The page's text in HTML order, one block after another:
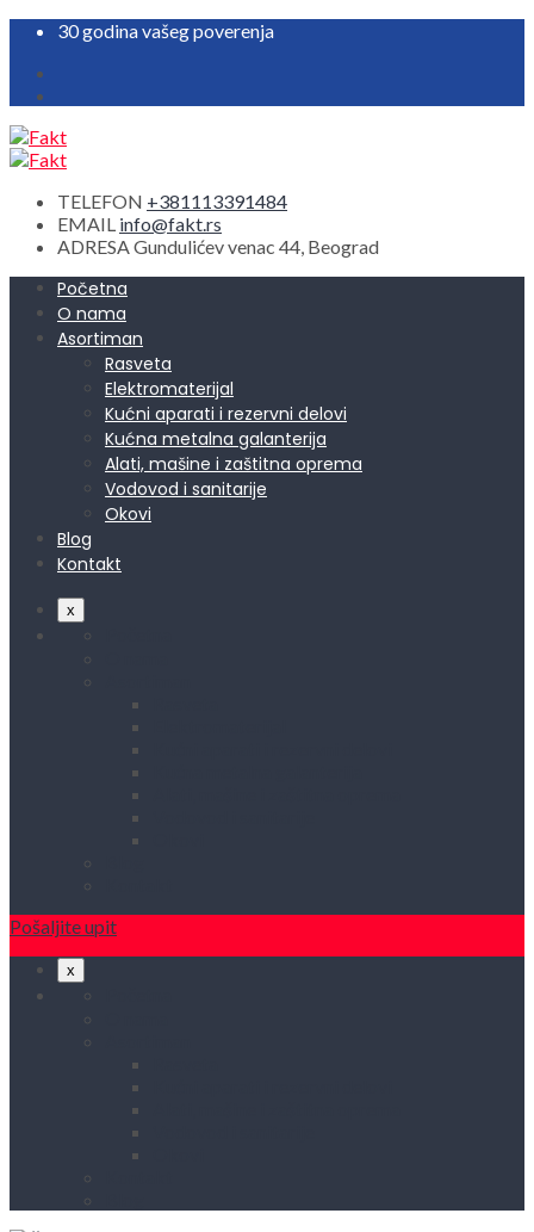
30 godina vašeg poverenja
TELEFON +381113391484
EMAIL info@fakt.rs
ADRESAGundulićev venac 44, Beograd
Početna
O nama
Asortiman
Rasveta
Elektromaterijal
Kućni aparati i rezervni delovi
Kućna metalna galanterija
Alati, mašine i zaštitna oprema
Vodovod i sanitarije
Okovi
Blog
Kontakt
x
Pošaljite upit
x